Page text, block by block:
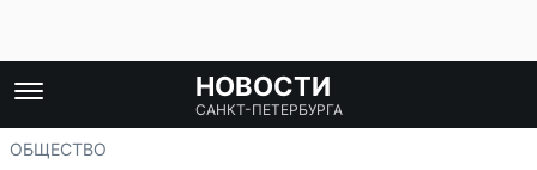
НОВОСТИ
САНКТ-ПЕТЕРБУРГА
ОБЩЕСТВО